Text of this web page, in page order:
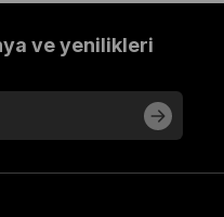
ve yenilikleri